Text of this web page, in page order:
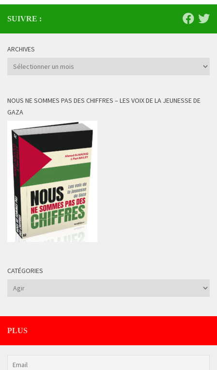
SUIVRE :
ARCHIVES
Archives
NOUS NE SOMMES PAS DES CHIFFRES – LES VOIX DE LA JEUNESSE DE
GAZA
CATÉGORIES
Catégories
PLUS